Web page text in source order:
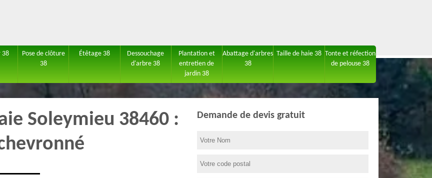
38
Pose de clôture
38
Étêtage 38
Dessouchage
d'arbre 38
Plantation et
entretien de
jardin 38
Abattage d'arbres
38
Taille de haie 38 Tonte et réfection
de pelouse 38
Soleymieu 38460 :
Demande de devis gratuit